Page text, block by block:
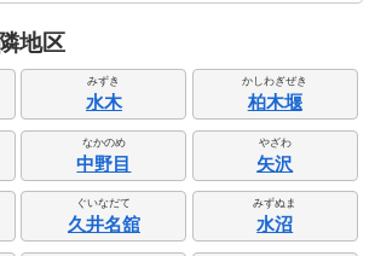
地区
みずき
水木
かしわぎぜき
柏木堰
なかのめ
中野目
やざわ
矢沢
ぐいなだて
久井名舘
みずぬま
水沼